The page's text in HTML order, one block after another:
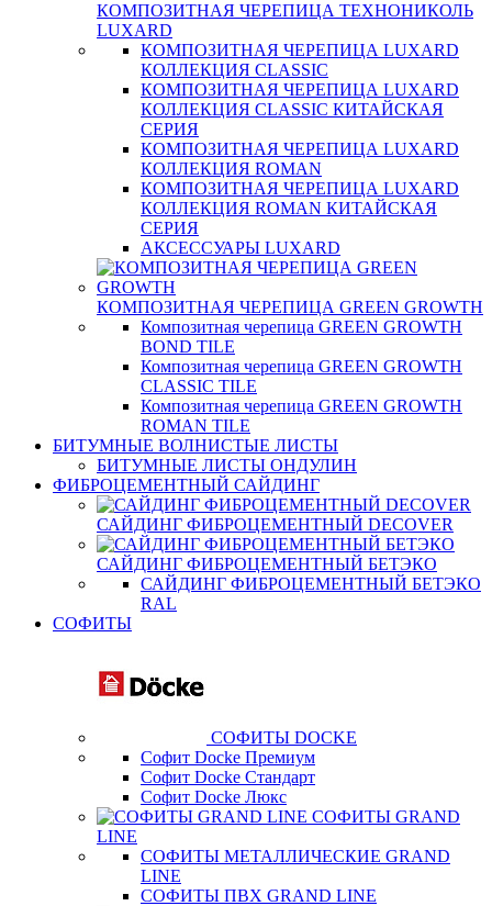
КОМПОЗИТНАЯ ЧЕРЕПИЦА ТЕХНОНИКОЛЬ
LUXARD
КОМПОЗИТНАЯ ЧЕРЕПИЦА LUXARD
КОЛЛЕКЦИЯ CLASSIC
КОМПОЗИТНАЯ ЧЕРЕПИЦА LUXARD
КОЛЛЕКЦИЯ CLASSIC КИТАЙСКАЯ
СЕРИЯ
КОМПОЗИТНАЯ ЧЕРЕПИЦА LUXARD
КОЛЛЕКЦИЯ ROMAN
КОМПОЗИТНАЯ ЧЕРЕПИЦА LUXARD
КОЛЛЕКЦИЯ ROMAN КИТАЙСКАЯ
СЕРИЯ
АКСЕССУАРЫ LUXARD
КОМПОЗИТНАЯ ЧЕРЕПИЦА GREEN GROWTH
Композитная черепица GREEN GROWTH
BOND TILE
Композитная черепица GREEN GROWTH
CLASSIC TILE
Композитная черепица GREEN GROWTH
ROMAN TILE
БИТУМНЫЕ ВОЛНИСТЫЕ ЛИСТЫ
БИТУМНЫЕ ЛИСТЫ ОНДУЛИН
ФИБРОЦЕМЕНТНЫЙ САЙДИНГ
САЙДИНГ ФИБРОЦЕМЕНТНЫЙ DECOVER
САЙДИНГ ФИБРОЦЕМЕНТНЫЙ БЕТЭКО
САЙДИНГ ФИБРОЦЕМЕНТНЫЙ БЕТЭКО
RAL
СОФИТЫ
СОФИТЫ DOCKE
Софит Docke Премиум
Софит Docke Стандарт
Софит Docke Люкс
СОФИТЫ GRAND
LINE
СОФИТЫ МЕТАЛЛИЧЕСКИЕ GRAND
LINE
СОФИТЫ ПВХ GRAND LINE